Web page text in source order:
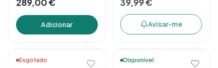
Adicionar Avisar-me
Esgotado Disponível